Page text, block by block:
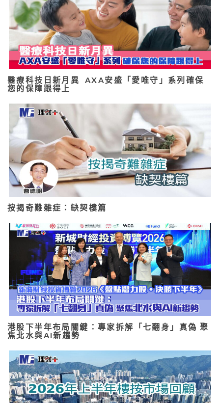
醫療科技日新月異 AXA安盛「愛唯守」系列確保
您的保障跟得上
按揭奇難雜症：缺契樓篇
港股下半年布局關鍵：專家拆解「七翻身」真偽 聚
焦北水與AI新趨勢